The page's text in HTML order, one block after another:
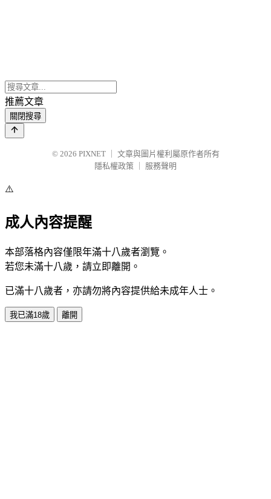
推薦文章
關閉搜尋
© 2026 PIXNET
文章與圖片權利屬原作者所有
隱私權政策
服務聲明
⚠️
成人內容提醒
本部落格內容僅限年滿十八歲者瀏覽。
若您未滿十八歲，請立即離開。
已滿十八歲者，亦請勿將內容提供給未成年人士。
我已滿18歲 離開